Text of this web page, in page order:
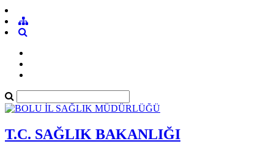
T.C. SAĞLIK BAKANLIĞI